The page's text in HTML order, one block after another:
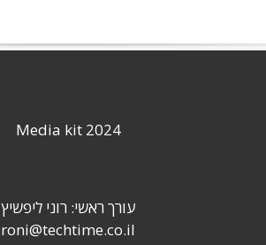
Media kit 2024
עורך ראשי: רוני ליפשיץ
roni@techtime.co.il